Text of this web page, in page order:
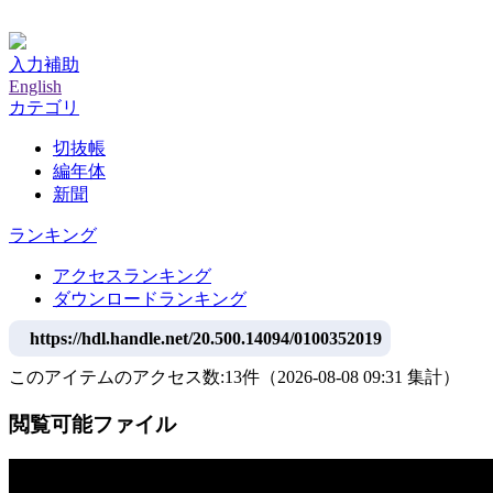
入力補助
English
カテゴリ
切抜帳
編年体
新聞
ランキング
アクセスランキング
ダウンロードランキング
https://hdl.handle.net/20.500.14094/0100352019
このアイテムのアクセス数:13件 （2026-08-08 09:31 集計）
閲覧可能ファイル